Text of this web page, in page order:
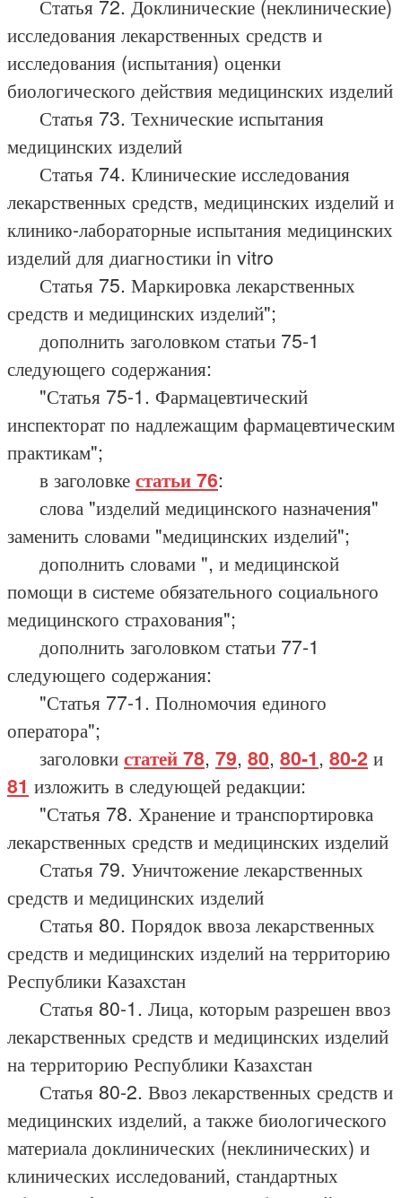
Статья 72. Доклинические (неклинические)
исследования лекарственных средств и
исследования (испытания) оценки
биологического действия медицинских изделий
Статья 73. Технические испытания
медицинских изделий
Статья 74. Клинические исследования
лекарственных средств, медицинских изделий и
клинико-лабораторные испытания медицинских
изделий для диагностики in vitro
Статья 75. Маркировка лекарственных
средств и медицинских изделий";
дополнить заголовком статьи 75-1
следующего содержания:
"Статья 75-1. Фармацевтический
инспекторат по надлежащим фармацевтическим
практикам";
в заголовке статьи 76:
слова "изделий медицинского назначения"
заменить словами "медицинских изделий";
дополнить словами ", и медицинской
помощи в системе обязательного социального
медицинского страхования";
дополнить заголовком статьи 77-1
следующего содержания:
"Статья 77-1. Полномочия единого
оператора";
заголовки статей 78, 79, 80, 80-1, 80-2 и
81 изложить в следующей редакции:
"Статья 78. Хранение и транспортировка
лекарственных средств и медицинских изделий
Статья 79. Уничтожение лекарственных
средств и медицинских изделий
Статья 80. Порядок ввоза лекарственных
средств и медицинских изделий на территорию
Республики Казахстан
Статья 80-1. Лица, которым разрешен ввоз
лекарственных средств и медицинских изделий
на территорию Республики Казахстан
Статья 80-2. Ввоз лекарственных средств и
медицинских изделий, а также биологического
материала доклинических (неклинических) и
клинических исследований, стандартных